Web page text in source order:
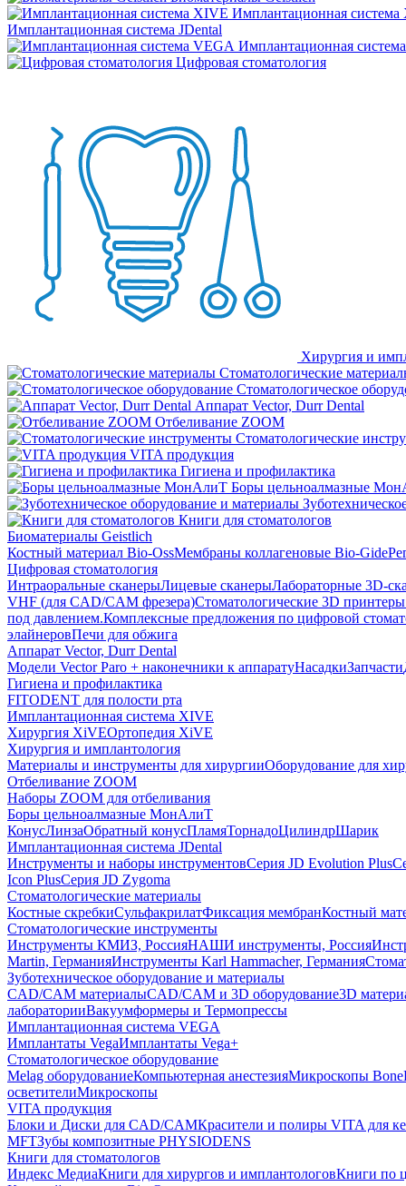
Имплантационная
Имплантационная система JDental
Имплантационная
Цифровая стоматология
Хирургия и
Стоматологические
Стоматологическое
Аппарат Vector, Durr Dental
Отбеливание ZOOM
Стоматологические
VITA продукция
Гигиена и профилактика
Боры цельноалмазные
Книги для стоматологов
Биоматериалы Geistlich
Костный материал Bio-OssМембраны коллагеновые Bio-Gide
Цифровая стоматология
Интраоральные сканерыЛицевые сканерыЛабораторные 3D-
VHF (для CAD/CAM фрезера)Стоматологические 3D
под давлением.Комплексные предложения по цифровой
элайнеровПечи для обжига
Аппарат Vector, Durr Dental
Модели Vector Paro + наконечники к аппаратуНасадкиЗапчасти
Гигиена и профилактика
FITODENT для полости рта
Имплантационная система XIVE
Хирургия XiVEОртопедия XiVE
Хирургия и имплантология
Материалы и инструменты для хирургииОборудование для
Отбеливание ZOOM
Наборы ZOOM для отбеливания
Боры цельноалмазные МонАлиТ
КонусЛинзаОбратный конусПламяТорнадоЦилиндрШарик
Имплантационная система JDental
Инструменты и наборы инструментовСерия JD Evolution Plus
Icon PlusСерия JD Zygoma
Стоматологические материалы
Костные скребкиСульфакрилатФиксация мембранКостный
Стоматологические инструменты
Инструменты КМИЗ, РоссияНАШИ инструменты, Россия
Martin, ГерманияИнструменты Karl Hammacher, Германия
Зуботехническое оборудование и материалы
CAD/CAM материалыCAD/CAM и 3D оборудование3D
лабораторииВакуумформеры и Термопрессы
Имплантационная система VEGA
Имплантаты VegaИмплантаты Vega+
Стоматологическое оборудование
Melag оборудованиеКомпьютерная анестезияМикроскопы
осветителиМикроскопы
VITA продукция
Блоки и Диски для CAD/CAMКрасители и полиры VITA для
MFTЗубы композитные PHYSIODENS
Книги для стоматологов
Индекс МедиаКниги для хирургов и имплантологовКниги по